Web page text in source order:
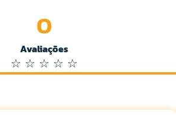
Avaliações
0
☆ ☆ ☆ ☆ ☆